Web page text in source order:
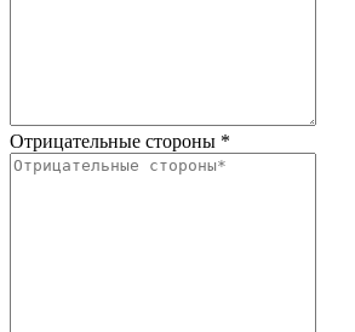
Отрицательные стороны *